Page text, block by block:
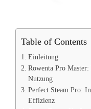
Table of Contents
Einleitung
Rowenta Pro
Nutzung
Perfect Steam Pro:
Effizienz